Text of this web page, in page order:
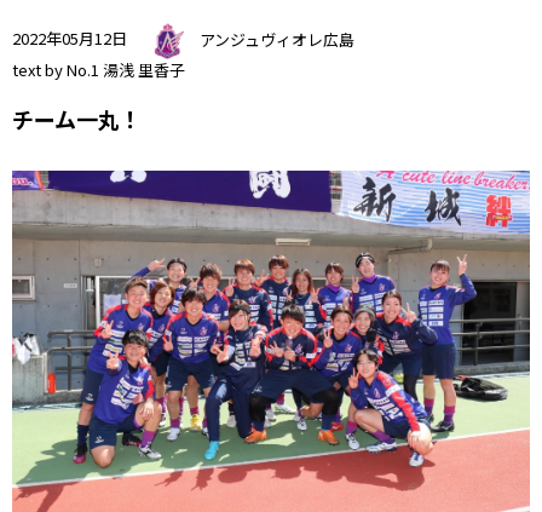
2022年05月12日
アンジュヴィオレ広島
text by No.1 湯浅 里香子
チーム一丸！